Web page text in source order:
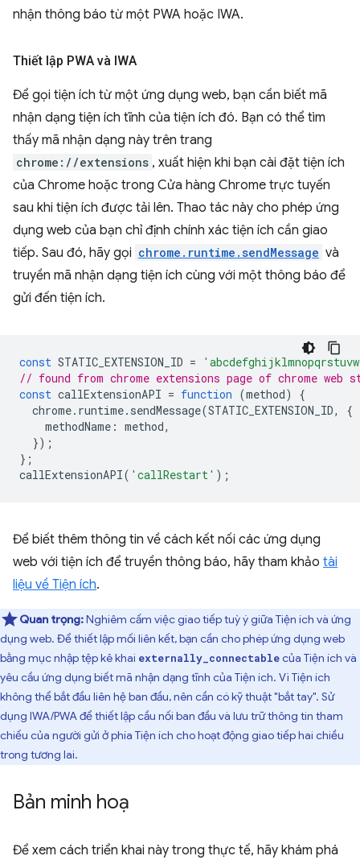
nhận thông báo từ một PWA hoặc IWA.
Thiết lập PWA và IWA
Để gọi tiện ích từ một ứng dụng web, bạn cần biết mã
nhận dạng tiện ích tĩnh của tiện ích đó. Bạn có thể tìm
thấy mã nhận dạng này trên trang
chrome://extensions , xuất hiện khi bạn cài đặt tiện ích
của Chrome hoặc trong Cửa hàng Chrome trực tuyến
sau khi tiện ích được tải lên. Thao tác này cho phép ứng
dụng web của bạn chỉ định chính xác tiện ích cần giao
tiếp. Sau đó, hãy gọi chrome.runtime.sendMessage và
truyền mã nhận dạng tiện ích cùng với một thông báo để
gửi đến tiện ích.
const STATIC_EXTENSION_ID =
// found from chrome extensions page of chrome web
const callExtensionAPI = function (method)
{
chrome. runtime. sendMessage(STATIC_EXTENSION_ID,
{
methodName : method,
});
};
callExtensionAPI( 'callRestart' );
Để biết thêm thông tin về cách kết nối các ứng dụng
web với tiện ích để truyền thông báo, hãy tham khảo tài
liệu về Tiện ích⁠⁠.
Quan trọng:Nghiêm cấm việc giao tiếp tuỳ ý giữa Tiện ích và ứng
dụng web. Để thiết lập mối liên kết, bạn cần cho phép ứng dụng web
bằng mục nhập tệp kê khai externally_connectablecủa Tiện ích và
yêu cầu ứng dụng biết mã nhận dạng tĩnh của Tiện ích. Vì Tiện ích
không thể bắt đầu liên hệ ban đầu, nên cần có kỹ thuật "bắt tay". Sử
dụng IWA/PWA để thiết lập cầu nối ban đầu và lưu trữ thông tin tham
chiếu của người gửi ở phía Tiện ích cho hoạt động giao tiếp hai chiều
trong tương lai.
Bản minh hoạ
Để xem cách triển khai này trong thực tế, hãy khám phá